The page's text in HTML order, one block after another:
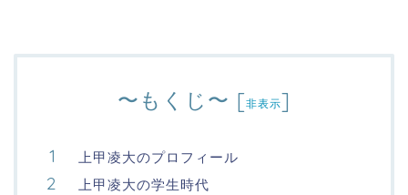
〜もくじ〜 [非表示]
上甲凌大のプロフィール
上甲凌大の学生時代